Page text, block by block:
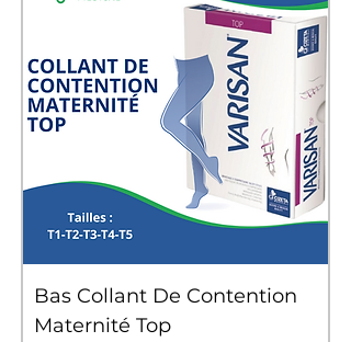
Bas Collant De Contention
Maternité Top